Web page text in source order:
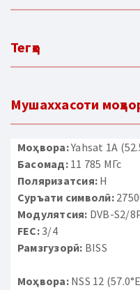
Тегҳо
Мушаххасоти
Моҳвора:Yahsat 1A
Басомад:11 785 МГс
Поляризатсия: H
Суръати символӣ:
Модулятсия: DVB-S2/
FEC:3/4
Рамзгузорӣ: BISS
Моҳвора:NSS 12